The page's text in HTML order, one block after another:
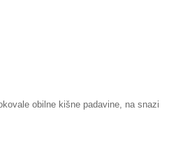
obilne kišne padavine, na snazi